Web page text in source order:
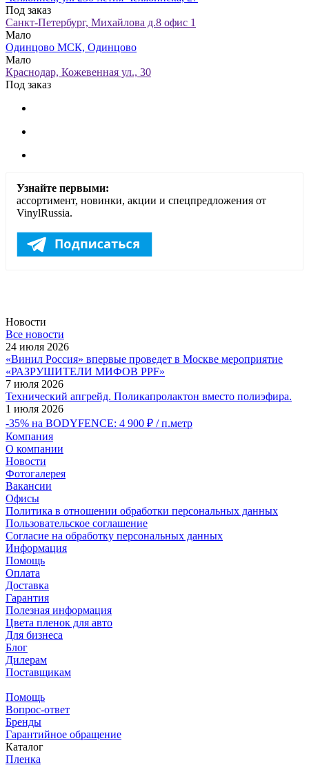
Под заказ
Санкт-Петербург, Михайлова д.8 офис 1
Мало
Одинцово МСК, Одинцово
Мало
Краснодар, Кожевенная ул., 30
Под заказ
Узнайте первыми:
ассортимент, новинки, акции и спецпредложения от
VinylRussia.
Новости
Все новости
24 июля 2026
«Винил Россия» впервые проведет в Москве мероприятие
«РАЗРУШИТЕЛИ МИФОВ PPF»
7 июля 2026
Технический апгрейд. Поликапролактон вместо полиэфира.
1 июля 2026
-35% на BODYFENCE: 4 900 ₽ / п.метр
Компания
О компании
Новости
Фотогалерея
Вакансии
Офисы
Политика в отношении обработки персональных данных
Пользовательское соглашение
Согласие на обработку персональных данных
Информация
Помощь
Оплата
Доставка
Гарантия
Полезная информация
Цвета пленок для авто
Для бизнеса
Блог
Дилерам
Поставщикам
Помощь
Вопрос-ответ
Бренды
Гарантийное обращение
Каталог
Пленка